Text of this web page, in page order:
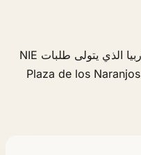
يقع مكتب Policía Nacional في ماربيا الذي يتولى طلبات NIE
في المنطقة المركزية للمدينة، قرب Plaza de los Naranjos